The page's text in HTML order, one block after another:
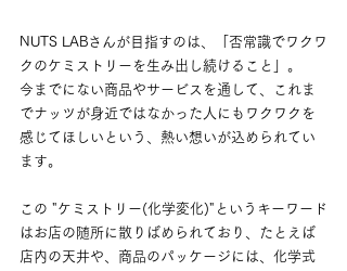
NUTS LABさんが目指すのは、「否常識でワクワ
クのケミストリーを生み出し続けること」。
今までにない商品やサービスを通して、これま
でナッツが身近ではなかった人にもワクワクを
感じてほしいという、熱い想いが込められてい
ます。
この "ケミストリー(化学変化)"というキーワード
はお店の随所に散りばめられており、たとえば
店内の天井や、商品のパッケージには、化学式